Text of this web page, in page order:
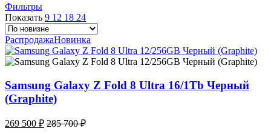
Фильтры
Показать 9 12 18 24
РаспродажаНовинка
Samsung Galaxy Z Fold 8 Ultra 16/1Tb Черный
(Graphite)
269 500 ₽ 285 700₽